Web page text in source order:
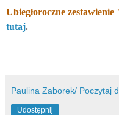
Ubiegłoroczne
tutaj.
Paulina Zaborek/ Poczytaj
Udostępnij